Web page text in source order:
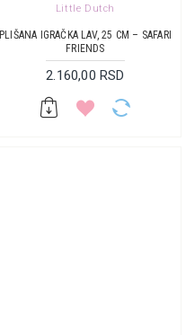
Little Dutch
PLIŠANA IGRAČKA LAV, 25 CM – SAFARI
FRIENDS
2.160,00 RSD